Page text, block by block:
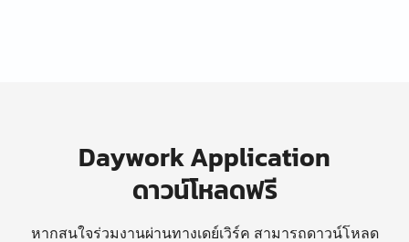
Daywork Application
ดาวน์โหลดฟรี
หากสนใจร่วมงานผ่านทางเดย์เวิร์ค สามารถดาวน์โหลด